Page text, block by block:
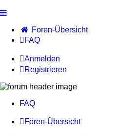
Foren-Übersicht
FAQ
Anmelden
Registrieren
FAQ
Foren-Übersicht